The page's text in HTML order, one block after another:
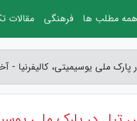
ملی یوسیمیتی، کالیفرنیا -
همه مطلب ها فرهنگی مقالات